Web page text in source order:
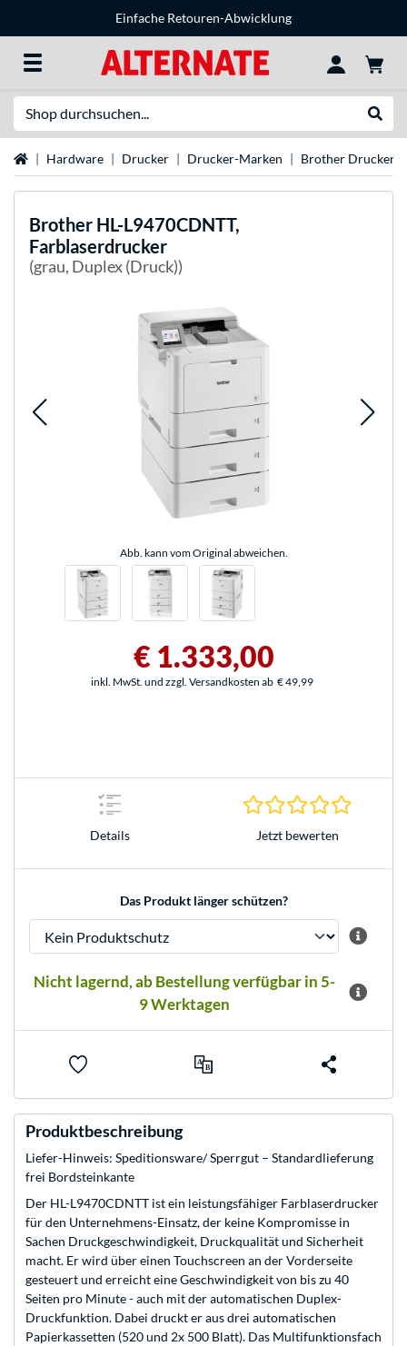
Einfache Retouren-Abwicklung
StartseiteHardware Drucker Drucker-Marken Brother Drucker
Brother HL-L9470CDNTT,
Farblaserdrucker
(grau, Duplex (Druck))
Abb. kann vom Original abweichen.
€ 1.333,00
inkl. MwSt. und zzgl. Versandkosten ab € 49,99
Details Jetzt bewerten
Das Produkt länger schützen?
Nicht lagernd, ab Bestellung verfügbar in 5-
9 Werktagen
Produktbeschreibung
Liefer-Hinweis: Speditionsware/ Sperrgut – Standardlieferung
frei Bordsteinkante
Der HL-L9470CDNTT ist ein leistungsfähiger Farblaserdrucker
für den Unternehmens-Einsatz, der keine Kompromisse in
Sachen Druckgeschwindigkeit, Druckqualität und Sicherheit
macht. Er wird über einen Touchscreen an der Vorderseite
gesteuert und erreicht eine Geschwindigkeit von bis zu 40
Seiten pro Minute - auch mit der automatischen Duplex-
Druckfunktion. Dabei druckt er aus drei automatischen
Papierkassetten (520 und 2x 500 Blatt). Das Multifunktionsfach